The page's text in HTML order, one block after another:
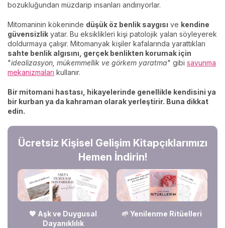
bozukluğundan müzdarip insanları andırıyorlar.
Mitomaninin kökeninde düşük öz benlik saygısı ve kendine
güvensizlik yatar. Bu eksiklikleri kişi patolojik yalan söyleyerek
doldurmaya çalışır. Mitomanyak kişiler kafalarında yarattıkları
sahte benlik algısını, gerçek benlikten korumak için
"idealizasyon, mükemmellik ve görkem yaratma" gibi savunma
mekanizmaları kullanır.
Bir mitomani hastası, hikayelerinde genellikle kendisini ya
bir kurban ya da kahraman olarak yerleştirir. Buna dikkat
edin.
Ücretsiz Kişisel Gelişim Kitapçıklarımızı
Hemen İndirin!
💖 Aşk ve Duygusal
Dayanıklılık
🌱 Yenilenme Ritüelleri